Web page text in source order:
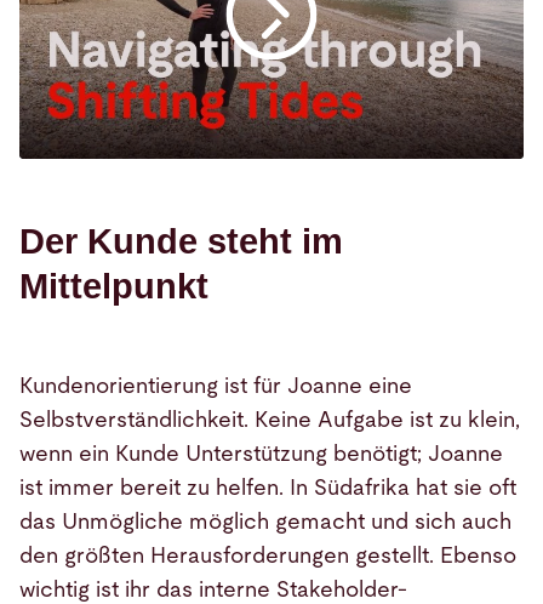
Der Kunde steht im
Mittelpunkt
Kundenorientierung ist für Joanne eine
Selbstverständlichkeit. Keine Aufgabe ist zu klein,
wenn ein Kunde Unterstützung benötigt; Joanne
ist immer bereit zu helfen. In Südafrika hat sie oft
das Unmögliche möglich gemacht und sich auch
den größten Herausforderungen gestellt. Ebenso
wichtig ist ihr das interne Stakeholder-